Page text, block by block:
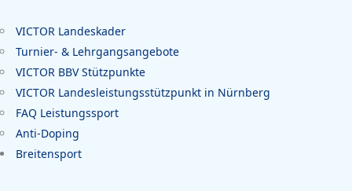
VICTOR Landeskader
Turnier- & Lehrgangsangebote
VICTOR BBV Stützpunkte
VICTOR Landesleistungsstützpunkt in Nürnberg
FAQ Leistungssport
Anti-Doping
Breitensport